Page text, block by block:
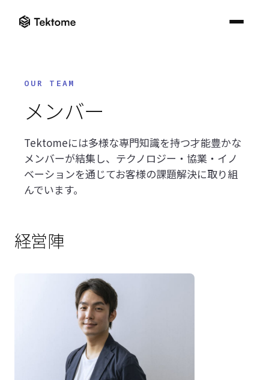
ソリューション
KnowledgeBuilder
ReqManager
AI BIM Checker
ナレッジセンター
ナレッジセンター一覧へ
ブログ
お問い合わせ
EXPLORE THE CATALOGUE
Solutions
ー
ロンドンで開
催される
「Digital
Construction
Week 2026」
Construction
Week 2026参
加レポート｜
AI活用が実証
フェーズへ移
質
問
他社のデ
OUR TEAM
メンバー
Tektomeには多様な専門知識を持つ才能豊かな
メンバーが結集し、テクノロジー・協業・イノ
ベーションを通じてお客様の課題解決に取り組
んでいます。
経営陣